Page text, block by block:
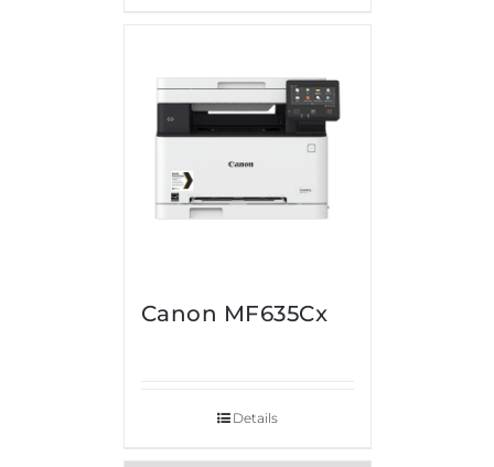
Canon MF635Cx
Details